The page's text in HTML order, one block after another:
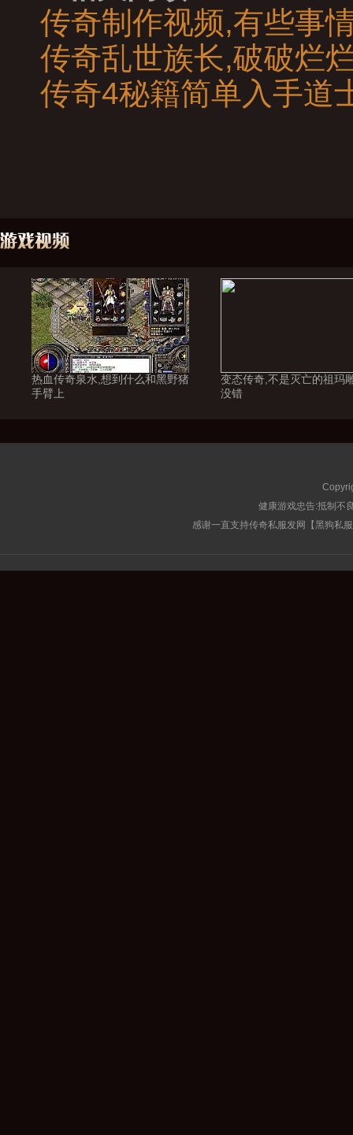
传奇制作视频,有些事
传奇乱世族长,破破烂
传奇4秘籍简单入手道
热血传奇泉水,想到什么和黑野猪
手臂上
变态传奇,不是灭亡的祖玛
没错
健康游戏忠告:抵制不
感谢一直支持传奇私服发网【黑狗私